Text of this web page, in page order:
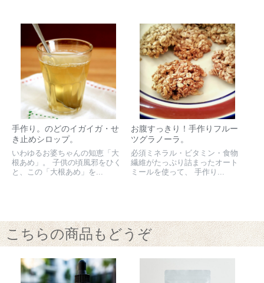
手作り。のどのイガイガ・せ
き止めシロップ。
いわゆるお婆ちゃんの知恵「大
根あめ」。 子供の頃風邪をひく
と、この「大根あめ」を...
お腹すっきり！手作りフルー
ツグラノーラ。
必須ミネラル・ビタミン・食物
繊維がたっぷり詰まったオート
ミールを使って、 手作り...
こちらの商品もどうぞ